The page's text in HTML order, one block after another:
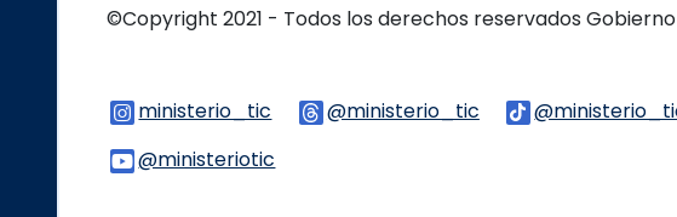
©Copyright 2021 - Todos los derechos reservados
ministerio_tic Logo Instagram
@ministerio_tic Logo Threads
@ministeriotic